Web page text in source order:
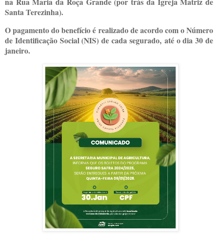
Santa Terezinha).
O pagamento do benefício é realizado de acordo com o Número
de Identificação Social (NIS) de cada segurado, até o dia 30 de
janeiro.